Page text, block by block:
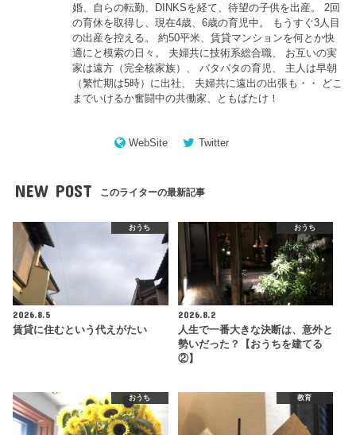
婚、自らの転勤、DINKSを経て、待望の子供を出産。 2回
の育休を取得し、現在4歳、6歳の育児中。 もうすぐ3人目
の出産を控える。 約50平米、賃貸マンションを何とか快
適にと模索の日々。 夫婦共に技術系総合職、 お互いの実
家は遠方（完全核家族）、 バタバタの育児、 主人は早朝
（繁忙期は5時）に出社、 夫婦共に遠出の出張も・・ どこ
までいけるか奮闘中の共働家、ともばたけ！
WebSite Twitter
NEW POST このライターの最新記事
おうち
2026.8.5
賃貸に住むという代えがたい
おうち
2026.8.2
人生で一番大きな決断は、意外と
勢いだった？【おうちを建てる
②】
おうち 教育